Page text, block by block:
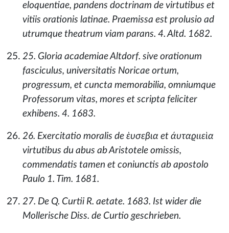
eloquentiae, pandens doctrinam de virtutibus et
vitiis orationis latinae. Praemissa est prolusio ad
utrumque theatrum viam parans. 4. Altd. 1682.
25. Gloria academiae Altdorf. sive orationum
fasciculus, universitatis Noricae ortum,
progressum, et cuncta memorabilia, omniumque
Professorum vitas, mores et scripta feliciter
exhibens. 4. 1683.
26. Exercitatio moralis de ὲυσεβια et άυταϱιιεὶα
virtutibus du abus ab Aristotele omissis,
commendatis tamen et coniunctis ab apostolo
Paulo 1. Tim. 1681.
27. De Q. Curtii R. aetate. 1683. Ist wider die
Mollerische Diss. de Curtio geschrieben.